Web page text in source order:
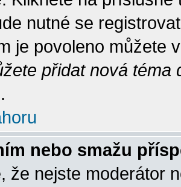
nutné se
je povoleno můžete
přidat nová téma
nebo smažu
že nejste moderátor